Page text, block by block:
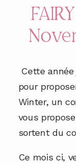
Cette année
pour
Winter, un
vous
sortent du
Ce mois ci,